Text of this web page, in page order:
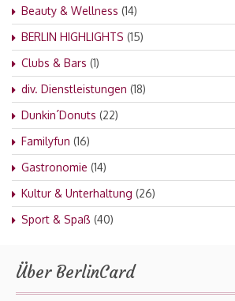
Beauty & Wellness (14)
BERLIN HIGHLIGHTS (15)
Clubs & Bars (1)
div. Dienstleistungen (18)
Dunkin´Donuts (22)
Familyfun (16)
Gastronomie (14)
Kultur & Unterhaltung (26)
Sport & Spaß (40)
Über BerlinCard